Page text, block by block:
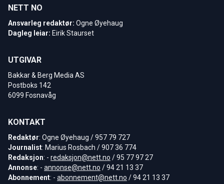
NETT NO
Ansvarleg redaktør: Ogne Øyehaug
Dagleg leiar: Eirik Staurset
UTGIVAR
Bakkar & Berg Media AS
Postboks 142
6099 Fosnavåg
KONTAKT
Redaktør: Ogne Øyehaug / 957 79 727
Journalist: Marius Rosbach / 907 36 774
Redaksjon: - redaksjon@nett.no / 95 77 97 27
Annonse: - annonse@nett.no / 94 21 13 37
Abonnement: - abonnement@nett.no / 94 21 13 37